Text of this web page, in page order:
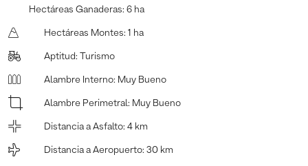
Hectáreas Ganaderas: 6 ha
Hectáreas Montes: 1 ha
Aptitud: Turismo
Alambre Interno: Muy Bueno
Alambre Perimetral : Muy Bueno
Distancia a Asfalto: 4 km
Distancia a Aeropuerto: 30 km